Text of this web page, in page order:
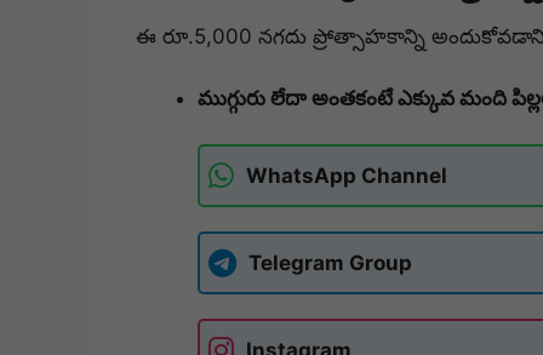
ఈ రూ.5,000 నగదు ప్రోత్సాహకాన్ని
ముగ్గురు లేదా అంతకంటే ఎక్కువ మంది
WhatsApp Channel
Telegram Group
Instagram